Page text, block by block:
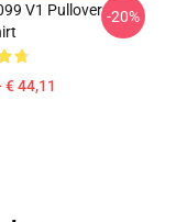
V1 Pullover
€ 44,11
-20%